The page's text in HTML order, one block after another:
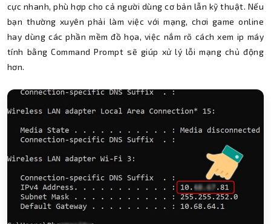
cực nhanh, phù hợp cho cả người dùng cơ bản lẫn kỹ thuật. Nếu
bạn thường xuyên phải làm việc với mạng, chơi game online
hay dùng các phần mềm đồ họa, việc nắm rõ cách xem ip máy
tính bằng Command Prompt sẽ giúp xử lý lỗi mạng chủ động
hơn.